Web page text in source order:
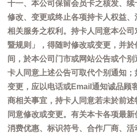
十一、本公司保留会员卡之核发、
修改、变更或终止各项持卡人权益
相关服务之权利。持卡人同意本公
暨规则」，得随时修改或变更，并
间，於本公司门市或网站公告或个
卡人同意上述公告可取代个别通知
变更，应以电话或Email通知诚品顾
商相关事宜，持卡人同意若未於前
同意修改或变更。有关本卡各项最新
消费优惠、标识符号、合作厂商、